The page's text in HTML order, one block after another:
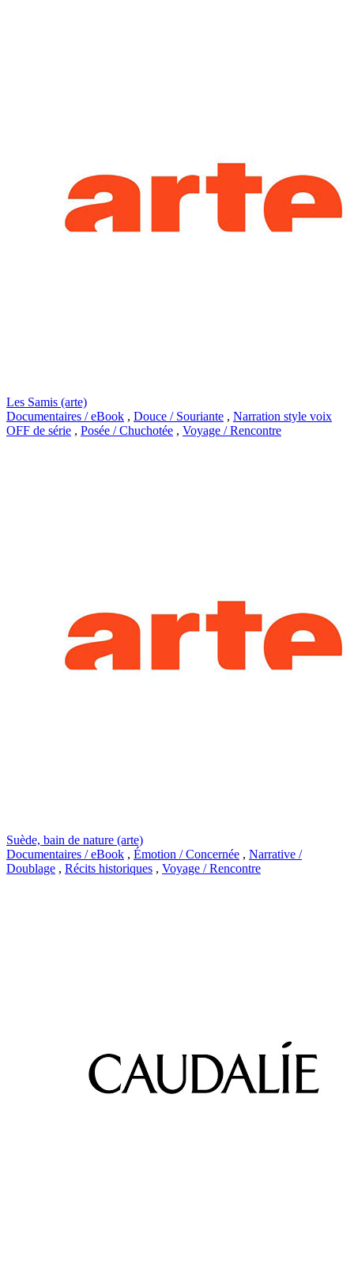
Les Samis (arte)
Documentaires / eBook , Douce / Souriante , Narration style voix
OFF de série , Posée / Chuchotée , Voyage / Rencontre
Suède, bain de nature (arte)
Documentaires / eBook , Émotion / Concernée , Narrative /
Doublage , Récits historiques , Voyage / Rencontre